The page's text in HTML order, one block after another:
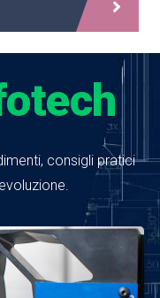
consigli pratici